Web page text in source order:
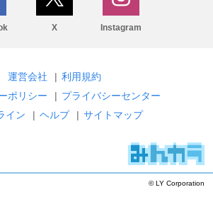
X Instagram
運営会社 | 利用規約
ポリシー
| プライバシーセンター
イン
| ヘルプ | サイトマップ
© LY Corporation